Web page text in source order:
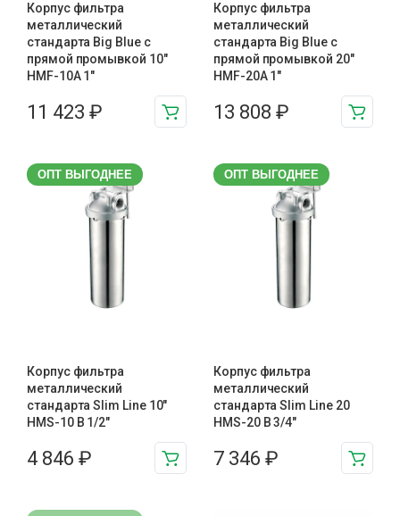
Корпус фильтра
металлический
стандарта Big Blue с
прямой промывкой 10″
HMF-10A 1″
11 423 ₽
Корпус фильтра
металлический
стандарта Big Blue с
прямой промывкой 20″
HMF-20A 1″
13 808 ₽
ОПТ ВЫГОДНЕЕ
Корпус фильтра
металлический
стандарта Slim Line 10″
HMS-10 B 1/2″
4 846 ₽
ОПТ ВЫГОДНЕЕ
Корпус фильтра
металлический
стандарта Slim Line 20
HMS-20 B 3/4″
7 346 ₽